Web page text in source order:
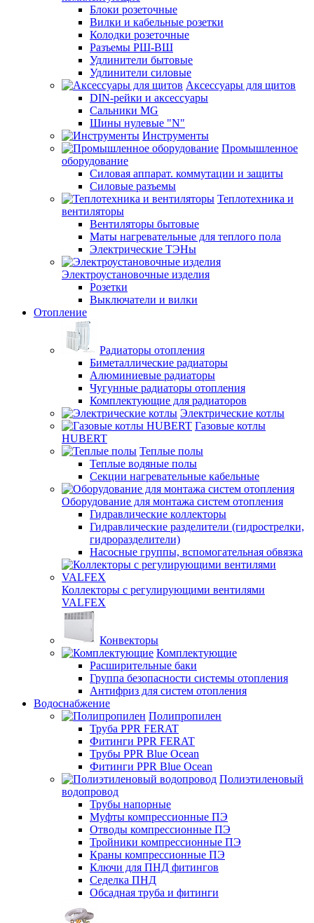
Блоки розеточные
Вилки и кабельные розетки
Колодки розеточные
Разъемы РШ-ВШ
Удлинители бытовые
Удлинители силовые
Аксессуары для щитов
DIN-рейки и аксессуары
Сальники MG
Шины нулевые "N"
Инструменты
Промышленное
оборудование
Силовая аппарат. коммутации и защиты
Силовые разъемы
Теплотехника и
вентиляторы
Вентиляторы бытовые
Маты нагревательные для теплого пола
Электрические ТЭНы
Электроустановочные изделия
Розетки
Выключатели и вилки
Отопление
Радиаторы отопления
Биметаллические радиаторы
Алюминиевые радиаторы
Чугунные радиаторы отопления
Комплектующие для радиаторов
Электрические котлы
Газовые котлы
HUBERT
Теплые полы
Теплые водяные полы
Секции нагревательные кабельные
Оборудование для монтажа систем отопления
Гидравлические коллекторы
Гидравлические разделители (гидрострелки,
гидроразделители)
Насосные группы, вспомогательная обвязка
Коллекторы с регулирующими вентилями
VALFEX
Конвекторы
Комплектующие
Расширительные баки
Группа безопасности системы отопления
Антифриз для систем отопления
Водоснабжение
Полипропилен
Труба PPR FERAT
Фитинги PPR FERAT
Трубы PPR Blue Ocean
Фитинги PPR Blue Ocean
Полиэтиленовый
водопровод
Трубы напорные
Муфты компрессионные ПЭ
Отводы компрессионные ПЭ
Тройники компрессионные ПЭ
Краны компрессионные ПЭ
Ключи для ПНД фитингов
Седелка ПНД
Обсадная труба и фитинги